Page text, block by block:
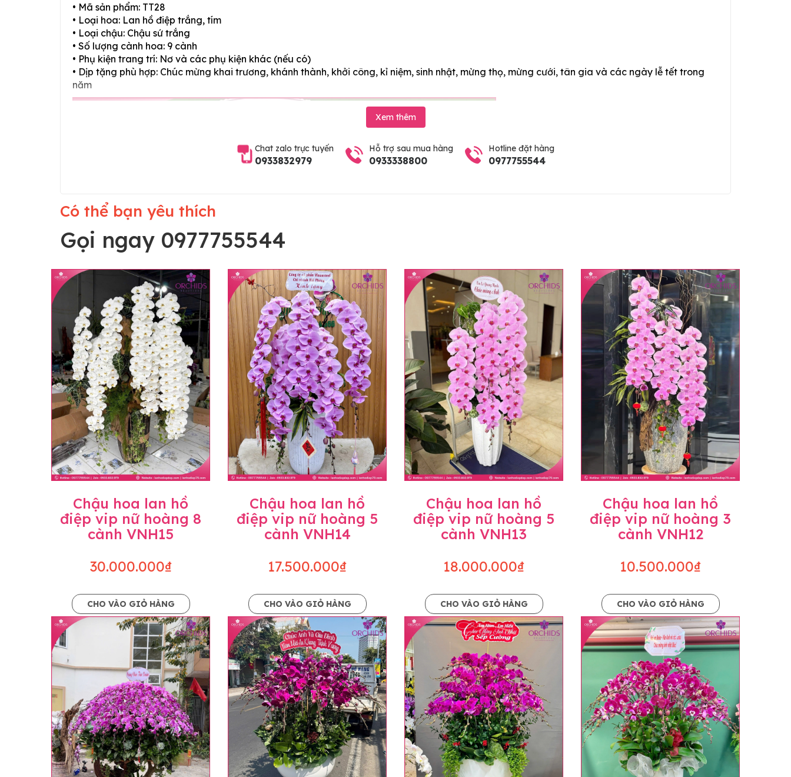
• Mã sản phẩm: TT28
• Loại hoa: Lan hồ điệp trắng, tím
• Loại chậu: Chậu sứ trắng
• Số lượng cành hoa: 9 cành
• Phụ kiện trang trí: Nơ và các phụ kiện khác (nếu có)
• Dịp tặng phù hợp: Chúc mừng khai trương, khánh thành, khởi công, kỉ niệm, sinh nhật, mừng thọ, mừng cưới, tân gia và các ngày lễ tết trong
năm
Lưu ý trước khi đặt hàng
• Về cây hoa: Một chậu hoa lan hồ điệp đẹp và hoàn chỉnh sẽ được phối ghép từ nhiều cây hoa và tạo dáng hoàn toàn thủ công nên có thể sẽ
khác nhau đôi chút giữa sản phẩm thực tế và trên hình. Cây hoa lan còn phụ thuộc theo mùa và điều kiện khách quan, tùy vào thời điểm hoa nở
nhiều, nở ít khi shop có sẵn nên sẽ thay đổi về độ dầy hoa, thưa hoa và cách trang trí.
• Về kiểu dáng & phụ kiện: Beautiful Orchids cam kết sản phẩm được thực hiện dựa trên mẫu đã chọn với mức độ giống mẫu khoảng 80-90%,
nếu có thay đổi về màu sắc hoa và kiểu chậu cũng như phụ kiện trang trí chúng tôi sẽ chủ động liên lạc với khách hàng để thông báo và tư vấn
loại hoa và phụ kiện thay thế, vẫn giữ nguyên mức giá không thay đổi. Trường hợp không đủ thời gian hoặc không liên lạc được với người
Xem thêm
Chat zalo trực tuyến
0933832979
Hỗ trợ sau mua hàng
0933338800
Hotline đặt hàng
0977755544
Có thể bạn yêu thích
Gọi ngay 0977755544
Chậu hoa lan hồ
điệp vip nữ hoàng 8
cành VNH15
30.000.000₫
CHO VÀO GIỎ HÀNG
Chậu hoa lan hồ
điệp vip nữ hoàng 5
cành VNH14
17.500.000₫
CHO VÀO GIỎ HÀNG
Chậu hoa lan hồ
điệp vip nữ hoàng 5
cành VNH13
18.000.000₫
CHO VÀO GIỎ HÀNG
Chậu hoa lan hồ
điệp vip nữ hoàng 3
cành VNH12
10.500.000₫
CHO VÀO GIỎ HÀNG